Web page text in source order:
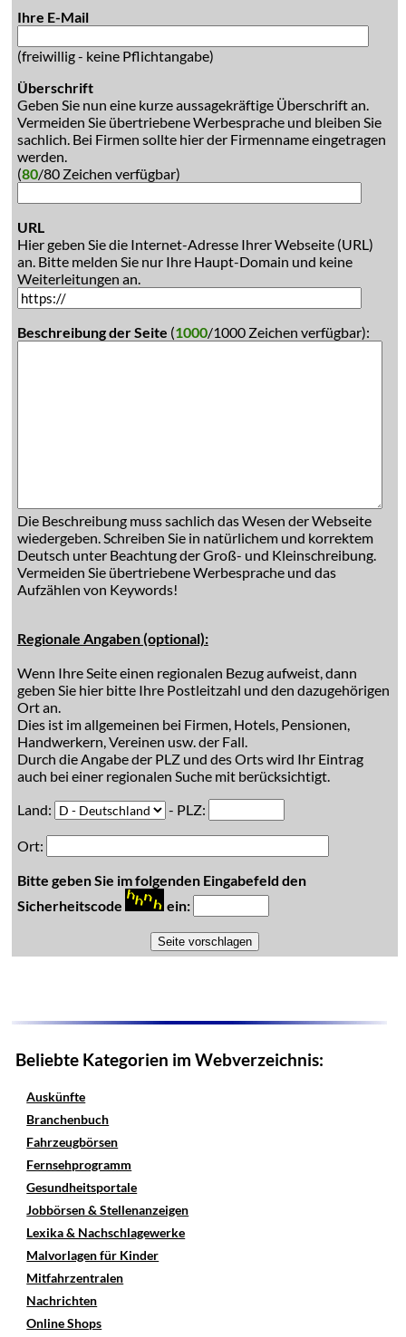
Ihre E-Mail
(freiwillig - keine Pflichtangabe)
Überschrift
Geben Sie nun eine kurze aussagekräftige Überschrift an.
Vermeiden Sie übertriebene Werbesprache und bleiben Sie
sachlich. Bei Firmen sollte hier der Firmenname eingetragen
werden.
(80/80 Zeichen verfügbar)
URL
Hier geben Sie die Internet-Adresse Ihrer Webseite (URL)
an. Bitte melden Sie nur Ihre Haupt-Domain und keine
Weiterleitungen an.
Beschreibung der Seite (1000/1000 Zeichen verfügbar):
Die Beschreibung muss sachlich das Wesen der Webseite
wiedergeben. Schreiben Sie in natürlichem und korrektem
Deutsch unter Beachtung der Groß- und Kleinschreibung.
Vermeiden Sie übertriebene Werbesprache und das
Aufzählen von Keywords!
Regionale Angaben (optional):
Wenn Ihre Seite einen regionalen Bezug aufweist, dann
geben Sie hier bitte Ihre Postleitzahl und den dazugehörigen
Ort an.
Dies ist im allgemeinen bei Firmen, Hotels, Pensionen,
Handwerkern, Vereinen usw. der Fall.
Durch die Angabe der PLZ und des Orts wird Ihr Eintrag
auch bei einer regionalen Suche mit berücksichtigt.
Land:
- PLZ:
Ort:
Bitte geben Sie im folgenden Eingabefeld den
Sicherheitscode
ein:
Beliebte Kategorien im Webverzeichnis:
Auskünfte
Branchenbuch
Fahrzeugbörsen
Fernsehprogramm
Gesundheitsportale
Jobbörsen & Stellenanzeigen
Lexika & Nachschlagewerke
Malvorlagen für Kinder
Mitfahrzentralen
Nachrichten
Online Shops